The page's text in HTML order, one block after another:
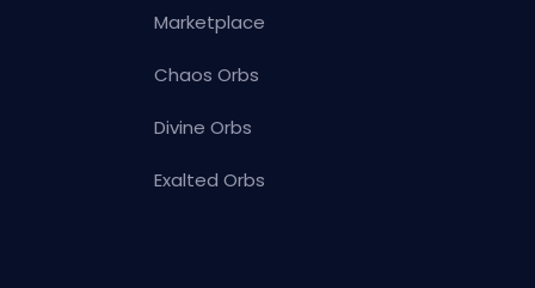
Marketplace
Chaos Orbs
Divine Orbs
Exalted Orbs